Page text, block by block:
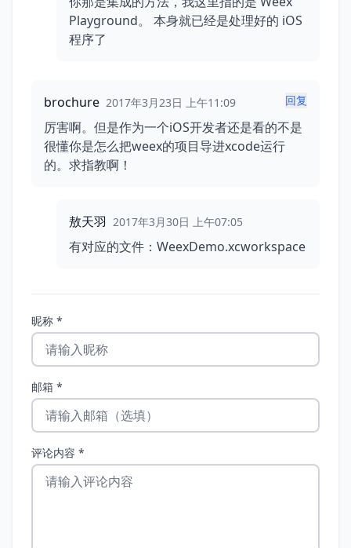
Playground。 本身就已经是处理好的 iOS
程序了
brochure 2017年3月23日 上午11:09 回复
厉害啊。但是作为一个iOS开发者还是看的不是
很懂你是怎么把weex的项目导进xcode运行
的。求指教啊！
敖天羽 2017年3月30日 上午07:05
有对应的文件：WeexDemo.xcworkspace
昵称 *
邮箱 *
评论内容 *